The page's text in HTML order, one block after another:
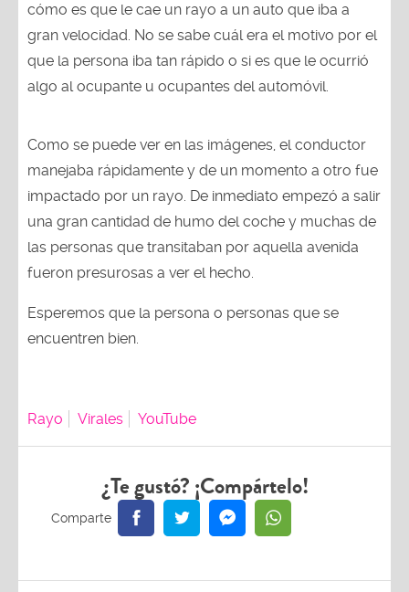
cómo es que le cae un rayo a un auto que iba a
gran velocidad. No se sabe cuál era el motivo por el
que la persona iba tan rápido o si es que le ocurrió
algo al ocupante u ocupantes del automóvil.
Como se puede ver en las imágenes, el conductor
manejaba rápidamente y de un momento a otro fue
impactado por un rayo. De inmediato empezó a salir
una gran cantidad de humo del coche y muchas de
las personas que transitaban por aquella avenida
fueron presurosas a ver el hecho.
Esperemos que la persona o personas que se
encuentren bien.
Rayo Virales YouTube
¿Te gustó? ¡Compártelo!